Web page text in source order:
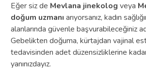
Eğer siz de Mevlana jinekolog veya
doğum uzmanı arıyorsanız, kadın
alanlarında güvenle başvurabileceğiniz
Gebelikten doğuma, kürtajdan vajinal
tedavisinden adet düzensizliklerine
yanınızdayız.